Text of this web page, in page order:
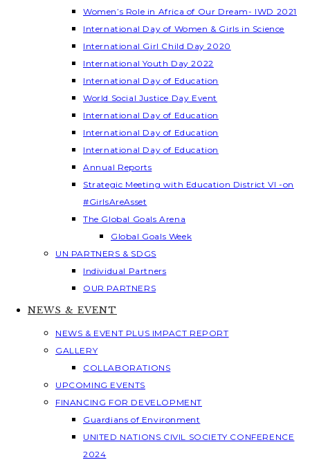
Women’s Role in Africa of Our Dream- IWD 2021
International Day of Women & Girls in Science
International Girl Child Day 2020
International Youth Day 2022
International Day of Education
World Social Justice Day Event
International Day of Education
International Day of Education
International Day of Education
Annual Reports
Strategic Meeting with Education District VI -on
#GirlsAreAsset
The Global Goals Arena
Global Goals Week
UN PARTNERS & SDGS
Individual Partners
OUR PARTNERS
NEWS & EVENT
NEWS & EVENT PLUS IMPACT REPORT
GALLERY
COLLABORATIONS
UPCOMING EVENTS
FINANCING FOR DEVELOPMENT
Guardians of Environment
UNITED NATIONS CIVIL SOCIETY CONFERENCE
2024